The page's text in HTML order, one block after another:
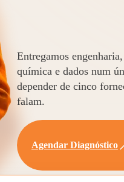
Entregamos
química e dados num
depender de cinco
falam.
Agendar Diagnóstico